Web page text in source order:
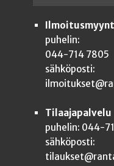
puhelin:
044-714 7805
sähköposti:
Tilaajapalvelu
puhelin: 044-
sähköposti: